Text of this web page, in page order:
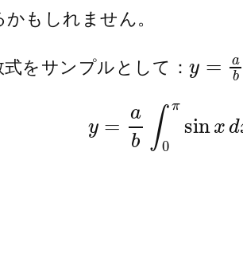
もしれません。
をサンプルとして：
b
b 0π